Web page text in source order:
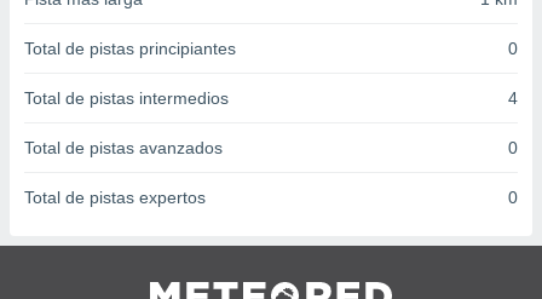
Total de pistas principiantes 0
Total de pistas intermedios 4
Total de pistas avanzados 0
Total de pistas expertos 0